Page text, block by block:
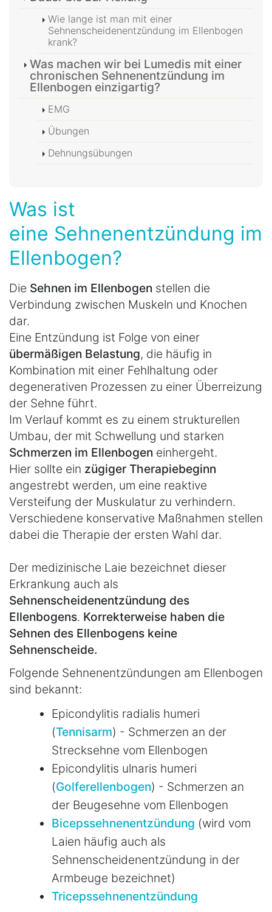
Wie lange ist man mit einer
Sehnenscheidenentzündung im Ellenbogen
krank?
Was machen wir bei Lumedis mit einer
chronischen Sehnenentzündung im
Ellenbogen einzigartig?
EMG
Übungen
Dehnungsübungen
Was ist
eine Sehnenentzündung im
Ellenbogen?
Die Sehnen im Ellenbogen stellen die
Verbindung zwischen Muskeln und Knochen
dar.
Eine Entzündung ist Folge von einer
übermäßigen Belastung, die häufig in
Kombination mit einer Fehlhaltung oder
degenerativen Prozessen zu einer Überreizung
der Sehne führt.
Im Verlauf kommt es zu einem strukturellen
Umbau, der mit Schwellung und starken
Schmerzen im Ellenbogen einhergeht.
Hier sollte ein zügiger Therapiebeginn
angestrebt werden, um eine reaktive
Versteifung der Muskulatur zu verhindern.
Verschiedene konservative Maßnahmen stellen
dabei die Therapie der ersten Wahl dar.
Der medizinische Laie bezeichnet dieser
Erkrankung auch als
Sehnenscheidenentzündung des
Ellenbogens. Korrekterweise haben die
Sehnen des Ellenbogens keine
Sehnenscheide.
Folgende Sehnenentzündungen am Ellenbogen
sind bekannt:
Epicondylitis radialis humeri
(Tennisarm) - Schmerzen an der
Strecksehne vom Ellenbogen
Epicondylitis ulnaris humeri
(Golferellenbogen) - Schmerzen an
der Beugesehne vom Ellenbogen
Bicepssehnenentzündung (wird vom
Laien häufig auch als
Sehnenscheidenentzündung in der
Armbeuge bezeichnet)
Tricepssehnenentzündung